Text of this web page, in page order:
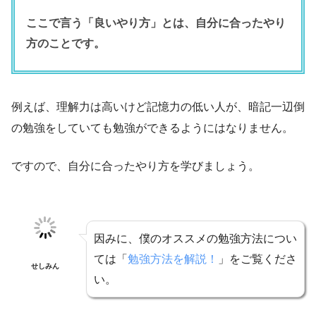
ここで言う「良いやり方」とは、自分に合ったやり
方のことです。
例えば、理解力は高いけど記憶力の低い人が、暗記一辺倒
の勉強をしていても勉強ができるようにはなりません。
ですので、自分に合ったやり方を学びましょう。
せしみん
因みに、僕のオススメの勉強方法につい
ては「 勉強方法を解説！
」をご覧くださ
い。